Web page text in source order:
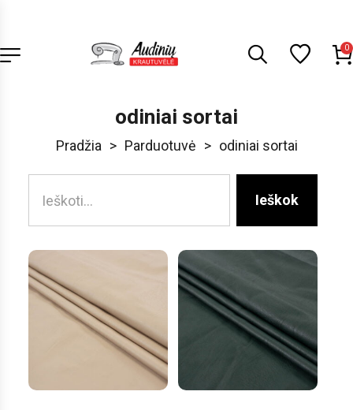
0
odiniai sortai
Pradžia > Parduotuvė > odiniai sortai
Ieškok